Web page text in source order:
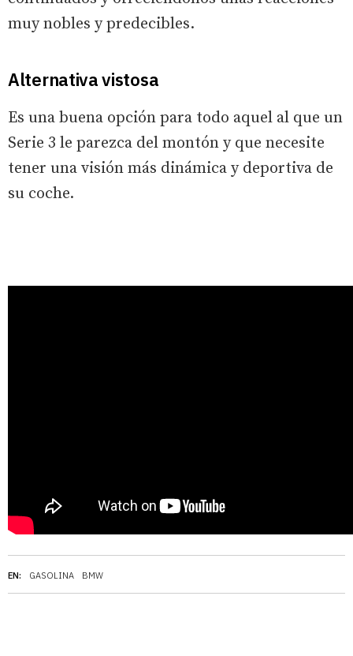
EN: GASOLINA BMW
muy nobles y predecibles.
Alternativa vistosa
Es una buena opción para todo aquel al que un
Serie 3 le parezca del montón y que necesite
tener una visión más dinámica y deportiva de
su coche.